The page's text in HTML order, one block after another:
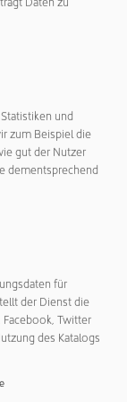
Wert bestimmt
einer
werden.
am
Kammer der
erforderlich,
Point of Use
gut wie das
und
zum Beispiel die
gut der Nutzer
dementsprechend
für
der Dienst die
Twitter
des Katalogs